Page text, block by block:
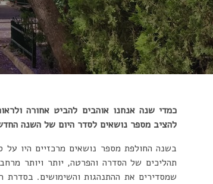
כמדי שנה אנחנו אוהבים להביט אחורה
להציב מספר נושאים לסדר היום של השנה
בשנה החולפת מספר נושאים מרכזיים היו על
תהליכים של הסדרה והפרטה, יותר ויותר
שמסדירים את ההתנהגות והשימושים. בסדרת